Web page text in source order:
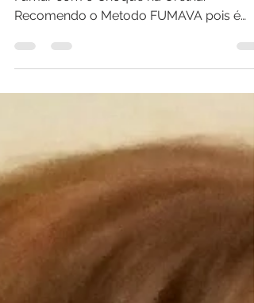
Sofria com Ansiedade mas Deixei de
Recomendo o Metodo FUMAVA pois é
natural, eficaz e seguro!